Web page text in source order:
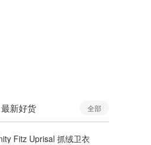
最新好货 全部
Fitz Uprisal 抓绒卫衣